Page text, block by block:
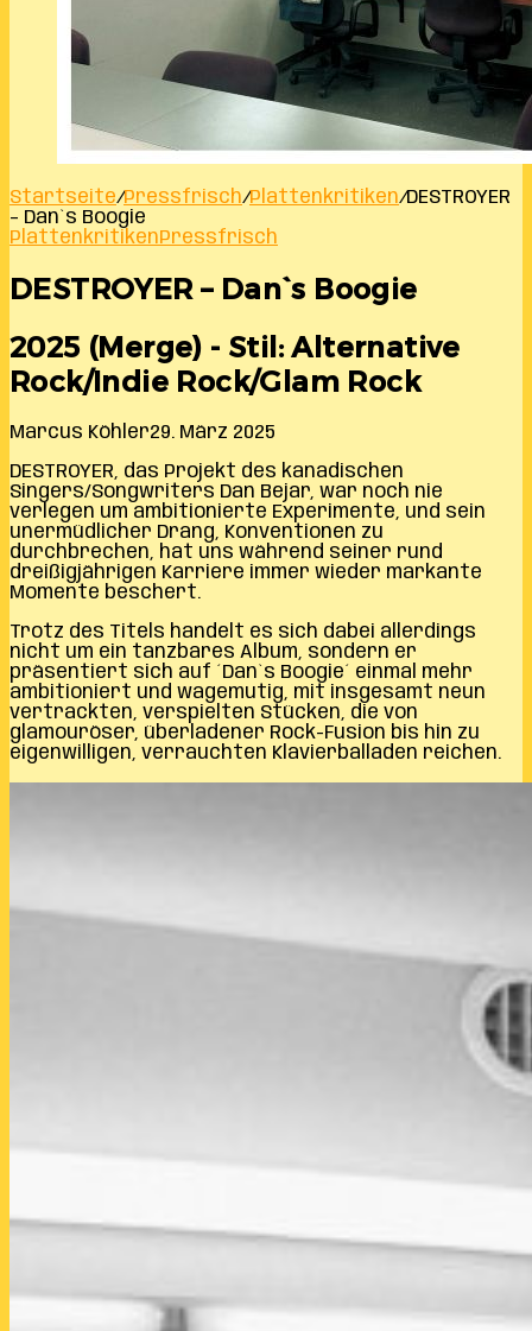
Startseite/Pressfrisch/Plattenkritiken/DESTROYER
– Dan`s Boogie
PlattenkritikenPressfrisch
DESTROYER – Dan`s Boogie
2025 (Merge) - Stil: Alternative
Rock/Indie Rock/Glam Rock
Marcus Köhler29. März 2025
DESTROYER, das Projekt des kanadischen
Singers/Songwriters Dan Bejar, war noch nie
verlegen um ambitionierte Experimente, und sein
unermüdlicher Drang, Konventionen zu
durchbrechen, hat uns während seiner rund
dreißigjährigen Karriere immer wieder markante
Momente beschert.
Trotz des Titels handelt es sich dabei allerdings
nicht um ein tanzbares Album, sondern er
präsentiert sich auf ´Dan`s Boogie´ einmal mehr
ambitioniert und wagemutig, mit insgesamt neun
vertrackten, verspielten Stücken, die von
glamouröser, überladener Rock-Fusion bis hin zu
eigenwilligen, verrauchten Klavierballaden reichen.